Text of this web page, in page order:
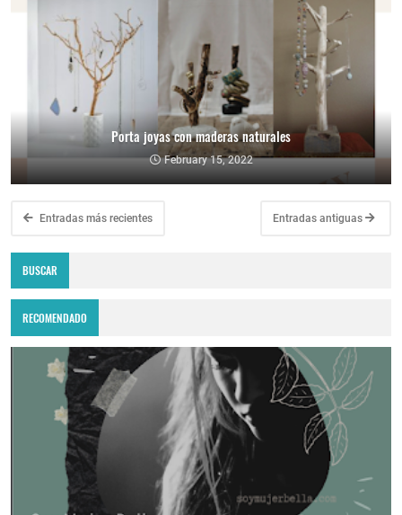
Porta joyas con maderas naturales
February 15, 2022
Entradas más recientes Entradas antiguas
BUSCAR
RECOMENDADO